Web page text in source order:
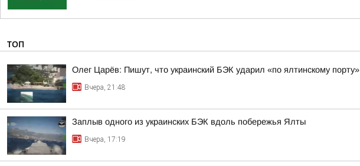
ТОП
Олег Царёв: Пишут, что украинский БЭК ударил «по ялтинскому порту»
Вчера, 21:48
Заплыв одного из украинских БЭК вдоль побережья Ялты
Вчера, 17:19